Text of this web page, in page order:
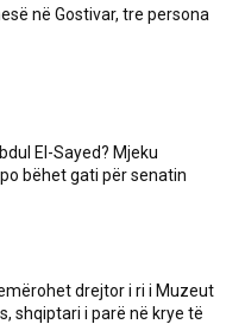
në Gostivar, tre persona
El-Sayed? Mjeku
bëhet gati për senatin
drejtor i ri i Muzeut
shqiptari i parë në krye të